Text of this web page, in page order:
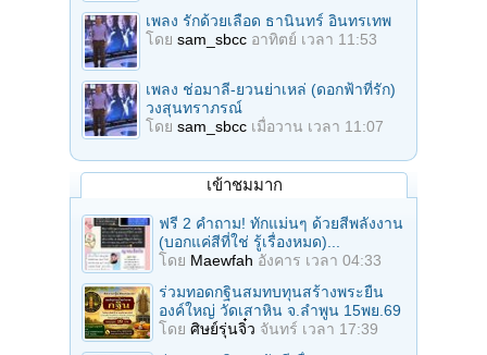
เพลง รักด้วยเลือด ธานินทร์ อินทรเทพ
โดย sam_sbcc อาทิตย์ เวลา 11:53
เพลง ช่อมาลี-ยวนย่าเหล่ (ดอกฟ้าที่รัก)
วงสุนทราภรณ์
โดย sam_sbcc เมื่อวาน เวลา 11:07
เข้าชมมาก
ฟรี 2 คำถาม! ทักแม่นๆ ด้วยสีพลังงาน
(บอกแค่สีที่ใช่ รู้เรื่องหมด)...
โดย Maewfah อังคาร เวลา 04:33
ร่วมทอดกฐินสมทบทุนสร้างพระยืน
องค์ใหญ่ วัดเสาหิน จ.ลําพูน 15พย.69
โดย ศิษย์รุ่นจิ๋ว จันทร์ เวลา 17:39